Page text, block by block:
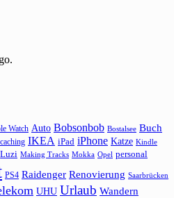
Watch Auto Bobsonbob Bostalsee Buch
IKEA iPad iPhone Katze Kindle
Luzi Making Tracks Mokka Opel personal
PS4 Raidenger Renovierung Saarbrücken
UHU Urlaub Wandern